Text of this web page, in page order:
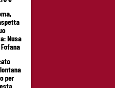
Nusa
per